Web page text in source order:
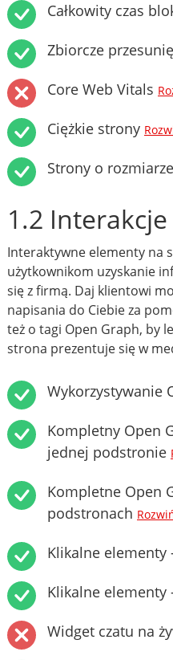
Całkowity czas
Zbiorcze
Core Web Vitals
Ciężkie strony
Strony o
1.2 Interakcje
Interaktywne elementy na
użytkownikom uzyskanie
się z firmą. Daj klientowi
napisania do Ciebie za
też o tagi Open Graph, by
strona prezentuje się w
Wykorzystywanie
Kompletny Open
jednej podstronie
Kompletne Open
podstronach
Klikalne elementy
Klikalne elementy
Widget czatu na